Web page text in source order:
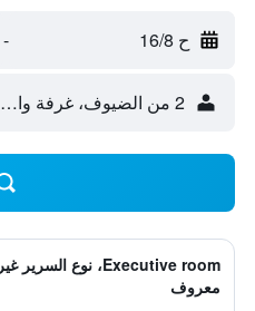
ح 16/8 -
2 من الضيوف، غرفة واحدة
Executive room، نوع السرير غير
معروف